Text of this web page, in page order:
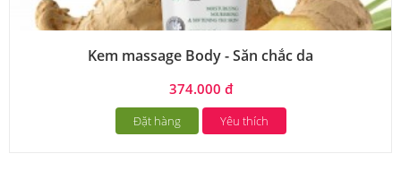
Kem massage Body - Săn chắc da
374.000 đ
Đặt hàng Yêu thích